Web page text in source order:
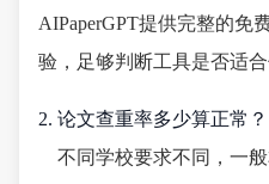
AIPaperGPT提供完整的免
验，足够判断工具是否适合
2. 论文查重率多少算正常？
不同学校要求不同，一